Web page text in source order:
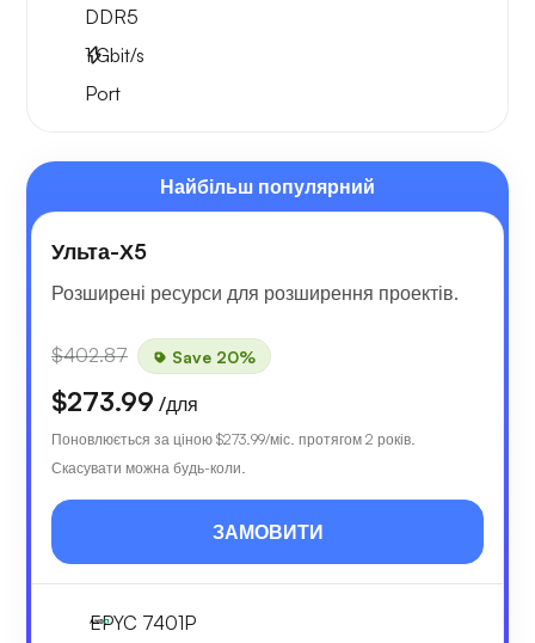
DDR5
1Gbit/s
Port
Найбільш популярний
Ульта-Х5
Розширені ресурси для розширення проектів.
$402.87 Save 20%
$273.99 /для
Поновлюється за ціною $273.99/міс. протягом 2 років.
Скасувати можна будь-коли.
ЗАМОВИТИ
EPYC 7401P